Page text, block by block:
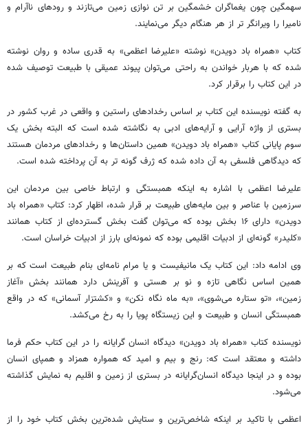
سهمگین چون یغماگران خشمگین بر تن نوازی زمین می‌تازند و رودهای ناآرام و
نامیرا را ویرانگر تر از هر هنگام دیگر می‌نمایند.
کتاب «همراه باد دویدن» نوشته «علیرضا اعظمی» به قدری ساده و روان نوشته
شده که با هربار خواندن به راحتی می‌توان پیوند عمیقی با طبیعت توصیف شده
در این کتاب را برقرار کرد.
به گفته نویسنده این کتاب بر اساس رخدادهای راستین و واقعی در غرب کشور در
بستری از واژه آرایی و آرایه‌های ادبی به نگاشته شده است که البته بخش یک
سوم پایانی کتاب «همراه باد دویدن» همین داستان‌ها و رخدادهای مردمان هستند
که دیدگاهی فلسفی به آن داده شده که ژرف گونه تر به آن پرداخته شده است.
علیرضا اعظمی با اشاره به اینکه همبستگی و ارتباط خاصی بین مردمان این
سرزمین با عناصر و بین مایه‌های طبیعت بر قرار شده، اظهار کرد: کتاب «همراه باد
دویدن» دارای ۱۶ بخش بوده که می‌توان گفت بخش گسترده‌ای از کتاب همانند
«کلیدر» گونه‌ای از ادبیات اقلیمی بوده که نمونه‌ای بارز از ادبیات خراسان است.
وی ادامه داد: این کتاب یکمانیفیست و یا مرام نامه‌ای بنام طبیعت است که بر
همین اساس نگاهی تازه و نو بر هستی و آفرینش دارد همانند بخش «آغاز
زمین»، «تو ستاره می‌شوی»، «به ماه نگاه نکن» و «کشتزار آسمانی» که در واقع
همبستگی انسان و طبیعت و این زیستگاه پویا را به رخ می‌کشد.
نویسنده کتاب «همراه باد دویدن» دیدگاه انسانگرایانه را در این کتاب حکم فرما
داشته و معتقد است که: رنج و بیم و امید که همواره همزاد و همپای انسان
بوده و در اینجا دیدگاه انسان‌گرایانه در بستری از زمین و اقلیم به نمایش گذاشته
می‌شود.
اعظمی با تاکید بر اینکه شاخص‌ترین و ستایششده‌ترینبخش کتاب خود را از